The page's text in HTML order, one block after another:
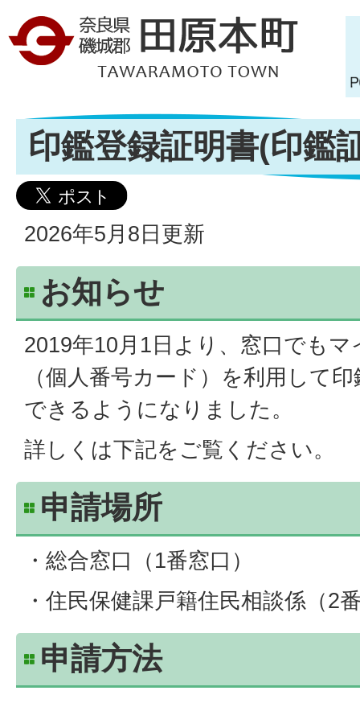
印鑑登録証明書(印鑑
2026年5月8日更新
お知らせ
2019年10月1日より、窓口でも
（個人番号カード）を利用して
できるようになりました。
詳しくは下記をご覧ください。
申請場所
・総合窓口（1番窓口）
・住民保健課戸籍住民相談係（2
申請方法